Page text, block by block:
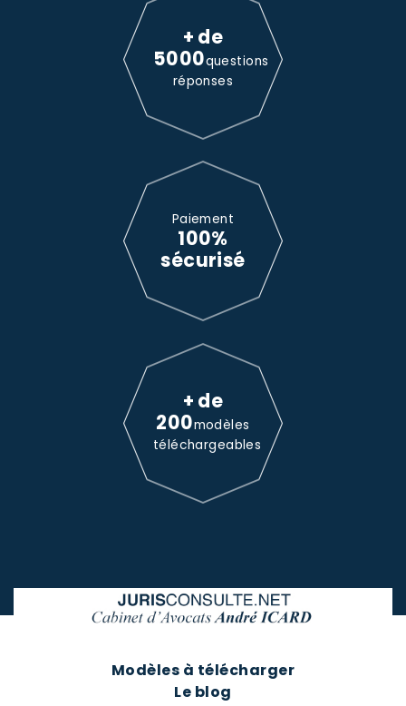
+ de
5000questions
réponses
Paiement
100%
sécurisé
+ de
200modèles
téléchargeables
Modèles à télécharger
Le blog